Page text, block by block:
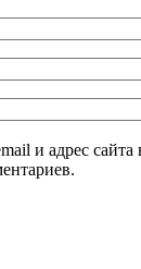
и адрес сайта